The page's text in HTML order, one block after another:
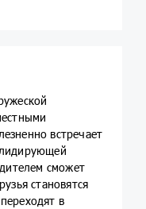
встречает
сможет
становятся
в